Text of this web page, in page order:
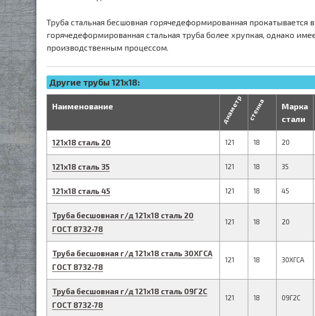
Труба стальная бесшовная горячедеформированная
горячедеформированная стальная труба более хрупкая, однако
производственным процессом.
Другие трубы 121x18:
Наименование диаметр стенка
Марка
стали
121х18 сталь 20 121 18 20
121х18 сталь 35 121 18 35
121х18 сталь 45 121 18 45
Труба бесшовная г/д121х18 сталь 20
ГОСТ 8732-78
121 18 20
Труба бесшовная г/д121х18 сталь 30ХГСА
ГОСТ 8732-78
121 18 30ХГСА
Труба бесшовная г/д121х18 сталь 09Г2С
ГОСТ 8732-78
121 18 09Г2С